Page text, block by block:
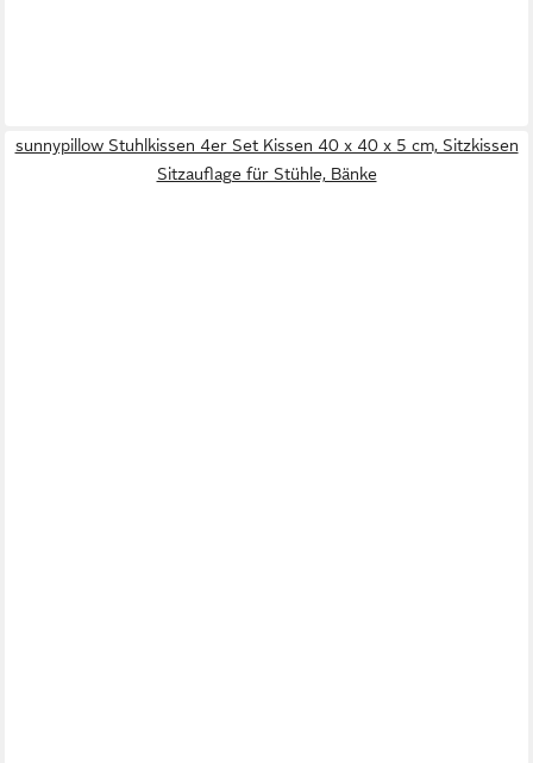
sunnypillow Stuhlkissen 4er Set Kissen 40 x 40 x 5 cm, Sitzkissen
Sitzauflage für Stühle, Bänke